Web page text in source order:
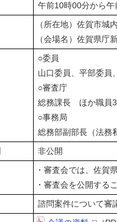
午前10時00分から
（所在地）佐賀市城
（会場名）佐賀県
○委員
山口委員、平部委員
○審査庁
総務課長 ほか職員
○事務局
総務部副部長（法
非公開
・審査会では、佐賀
・審査会を公開する
諮問案件について審